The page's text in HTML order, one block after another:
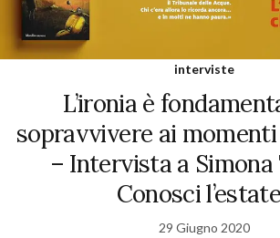
interviste
L’ironia è
sopravvivere ai
– Intervista a Simona
Conosci
29 Giugno 2020